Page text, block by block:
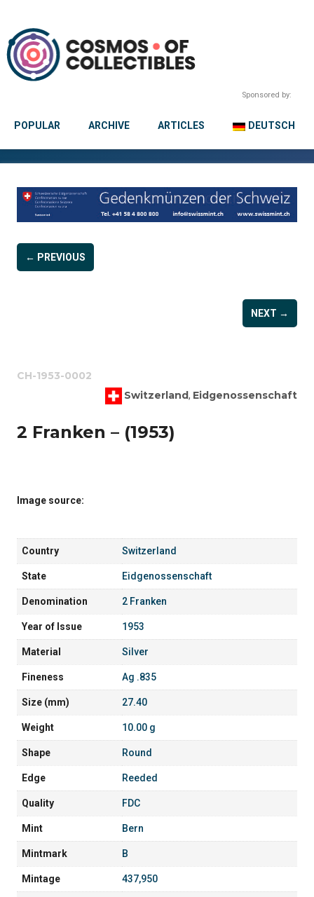
Sponsored by:
POPULAR ARCHIVE ARTICLES DEUTSCH
← PREVIOUS
NEXT →
CH-1953-0002
Switzerland, Eidgenossenschaft
2 Franken – (1953)
Image source:
Country Switzerland
State Eidgenossenschaft
Denomination 2 Franken
Year of Issue 1953
Material Silver
Fineness Ag .835
Size (mm) 27.40
Weight 10.00 g
Shape Round
Edge Reeded
Quality FDC
Mint Bern
Mintmark B
Mintage 437,950